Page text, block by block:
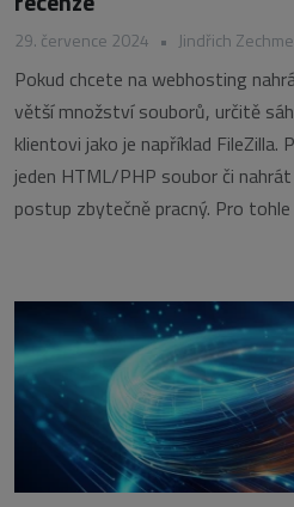
29. července 2024 • Jindřich
Pokud chcete na webhosting
větší množství souborů, určitě
klientovi jako je například
jeden HTML/PHP soubor či
postup zbytečně pracný. Pro